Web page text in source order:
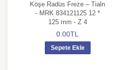
Köşe Radüs Freze – Tialn
- MRK 834121125 12 *
125 mm - Z 4
0.00TL
Sepete Ekle